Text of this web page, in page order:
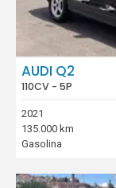
AUDI Q2
110CV - 5P
2021
135.000 km
Gasolina